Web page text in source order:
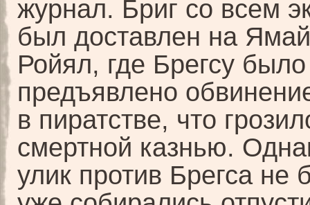
журнал. Бриг со всем
был доставлен на
Ройял, где Брегсу было
предъявлено
в пиратстве, что
смертной казнью.
улик против Брегса не